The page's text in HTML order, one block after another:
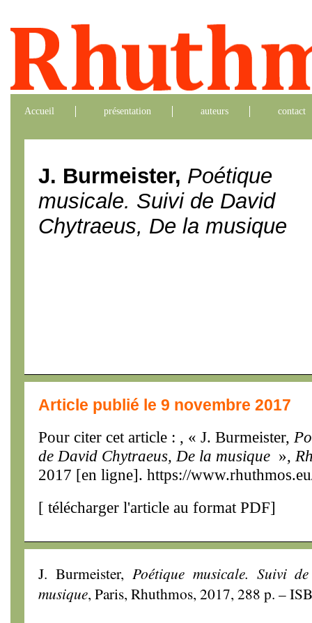
Accueil présentation auteurs contact
J. Burmeister, Poétique
musicale. Suivi de David
Chytraeus, De la musique
Article publié le 9 novembre 2017
Pour citer cet article : , « J. Burmeister,
de David Chytraeus, De la musique »,
2017 [en ligne]. https://
[ télécharger l'article au format PDF]
J. Burmeister, Poétique musicale. Suivi
musique, Paris, Rhuthmos, 2017, 288 p. –